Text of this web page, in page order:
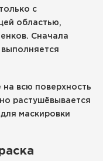
с
областью,
Сначала
на всю поверхность
растушёвывается
маскировки